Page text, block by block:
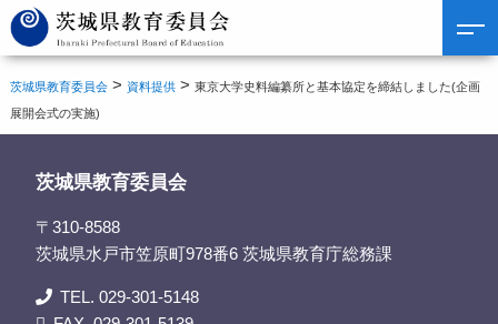
茨城県教育委員会 > 資料提供 >東京大学史料編纂所と基本協定を締結しました(企画
展開会式の実施)
茨城県教育委員会
〒310-8588
茨城県水戸市笠原町978番6 茨城県教育庁総務課
TEL. 029-301-5148